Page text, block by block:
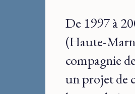
De 1997 à
(Haute-
compagnie
un projet de